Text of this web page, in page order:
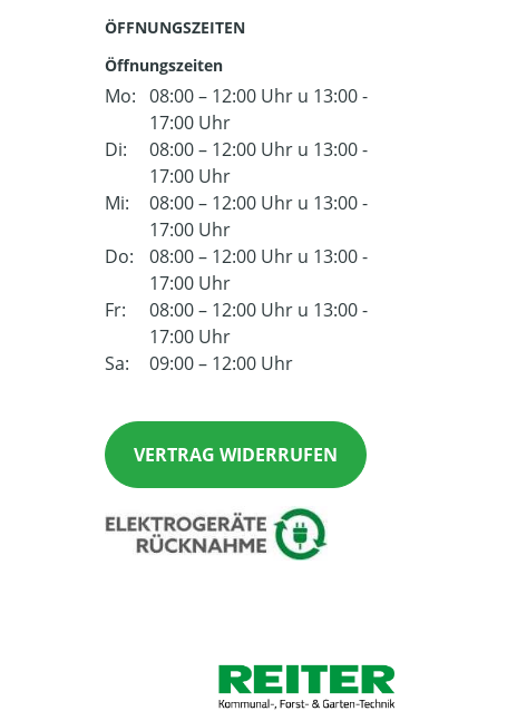
ÖFFNUNGSZEITEN
Öffnungszeiten
Mo: 08:00 – 12:00 Uhr u 13:00 -
17:00 Uhr
Di:
08:00 – 12:00 Uhr u 13:00 -
17:00 Uhr
Mi:
08:00 – 12:00 Uhr u 13:00 -
17:00 Uhr
Do:
08:00 – 12:00 Uhr u 13:00 -
17:00 Uhr
Fr:
08:00 – 12:00 Uhr u 13:00 -
17:00 Uhr
Sa:
09:00 – 12:00 Uhr
VERTRAG WIDERRUFEN